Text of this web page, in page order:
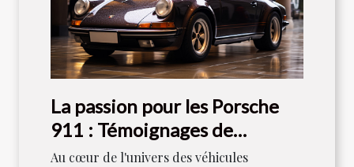
La passion pour les Porsche
911 : Témoignages de
collectionneurs
Au cœur de l'univers des véhicules